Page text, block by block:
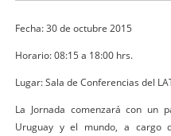
Fecha: 30 de octubre 2015
Horario: 08:15 a 18:00 hrs.
Lugar: Sala de Conferencias del
La Jornada comenzará con un
Uruguay y el mundo, a cargo